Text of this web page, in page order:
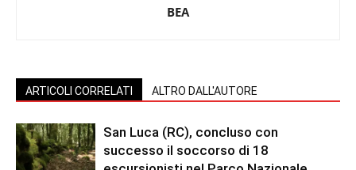
BEA
ARTICOLI CORRELATI ALTRO DALL'AUTORE
San Luca (RC), concluso con
successo il soccorso di 18